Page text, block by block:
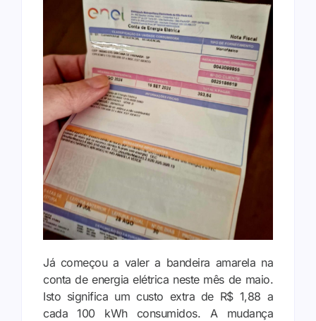
Já começou a valer a bandeira amarela na
conta de energia elétrica neste mês de maio.
Isto significa um custo extra de R$ 1,88 a
cada 100 kWh consumidos. A mudança